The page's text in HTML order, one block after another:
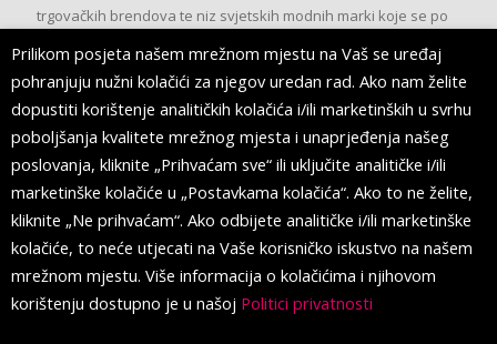
trgovačkih brendova te niz svjetskih modnih marki koje se po
prvi put pojavljuju u Splitu.
PRATITE NAS
Prilikom posjeta našem mrežnom mjestu na Vaš se uređaj
pohranjuju nužni kolačići za njegov uredan rad. Ako nam želite
dopustiti korištenje analitičkih kolačića i/ili marketinških u svrhu
poboljšanja kvalitete mrežnog mjesta i unaprjeđenja našeg
poslovanja, kliknite „Prihvaćam sve“ ili uključite analitičke i/ili
marketinške kolačiće u „Postavkama kolačića“. Ako to ne želite,
kliknite „Ne prihvaćam“. Ako odbijete analitičke i/ili marketinške
kolačiće, to neće utjecati na Vaše korisničko iskustvo na našem
mrežnom mjestu. Više informacija o kolačićima i njihovom
korištenju dostupno je u našoj Politici privatnosti